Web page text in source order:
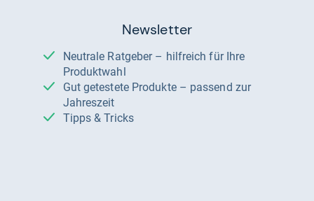
Newsletter
Neutrale Ratgeber – hilfreich für Ihre
Produktwahl
Gut getestete Produkte – passend zur
Jahreszeit
Tipps & Tricks